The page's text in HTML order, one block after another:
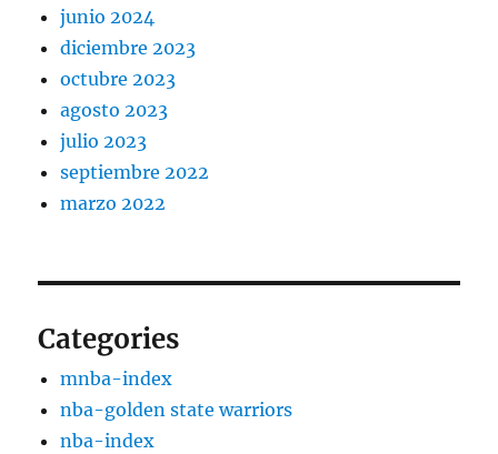
junio 2024
diciembre 2023
octubre 2023
agosto 2023
julio 2023
septiembre 2022
marzo 2022
Categories
mnba-index
nba-golden state warriors
nba-index